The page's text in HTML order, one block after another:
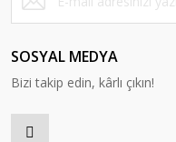
SOSYAL MEDYA
Bizi takip edin, kârlı çıkın!